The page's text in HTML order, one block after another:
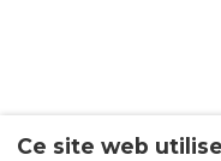
Ce site web